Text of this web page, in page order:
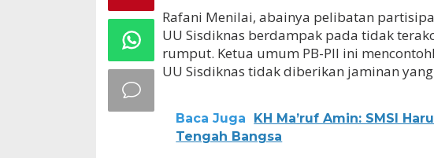
Rafani Menilai, abainya pelibatan
UU Sisdiknas berdampak pada tidak
rumput. Ketua umum PB-PII ini
UU Sisdiknas tidak diberikan jaminan
Baca Juga
KH Ma’ruf Amin: SMSI
Tengah Bangsa